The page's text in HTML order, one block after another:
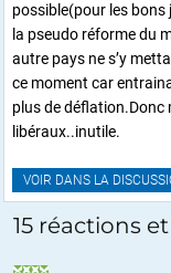
possible(pour les bons
la pseudo réforme du
autre pays ne s’y
ce moment car
plus de déflation.Donc
libéraux..inutile.
VOIR DANS LA
15 réactions